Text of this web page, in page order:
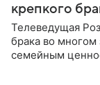
крепкого
Телеведущая
брака во многом
семейным